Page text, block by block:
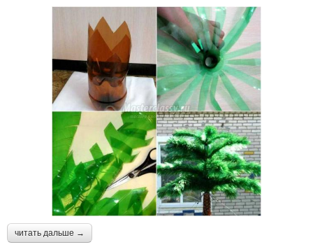
читать дальше →